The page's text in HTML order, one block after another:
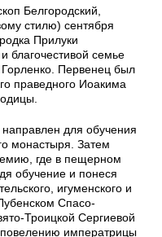
Белгородский,
стилю) сентября
Прилуки
благочестивой семье
Первенец был
праведного Иоакима
для обучения
монастыря. Затем
где в пещерном
обучение и понеся
игуменского и
Спасо-
Троицкой Сергиевой
императрицы